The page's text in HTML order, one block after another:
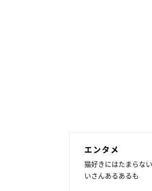
エンタメ
猫好きにはたまらな
いさんあるあるも